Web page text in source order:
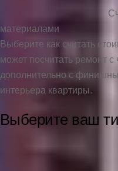
материалами
Выберите как считать
может посчитать ремонт
дополнительно с
интерьера квартиры.
Выберите ваш